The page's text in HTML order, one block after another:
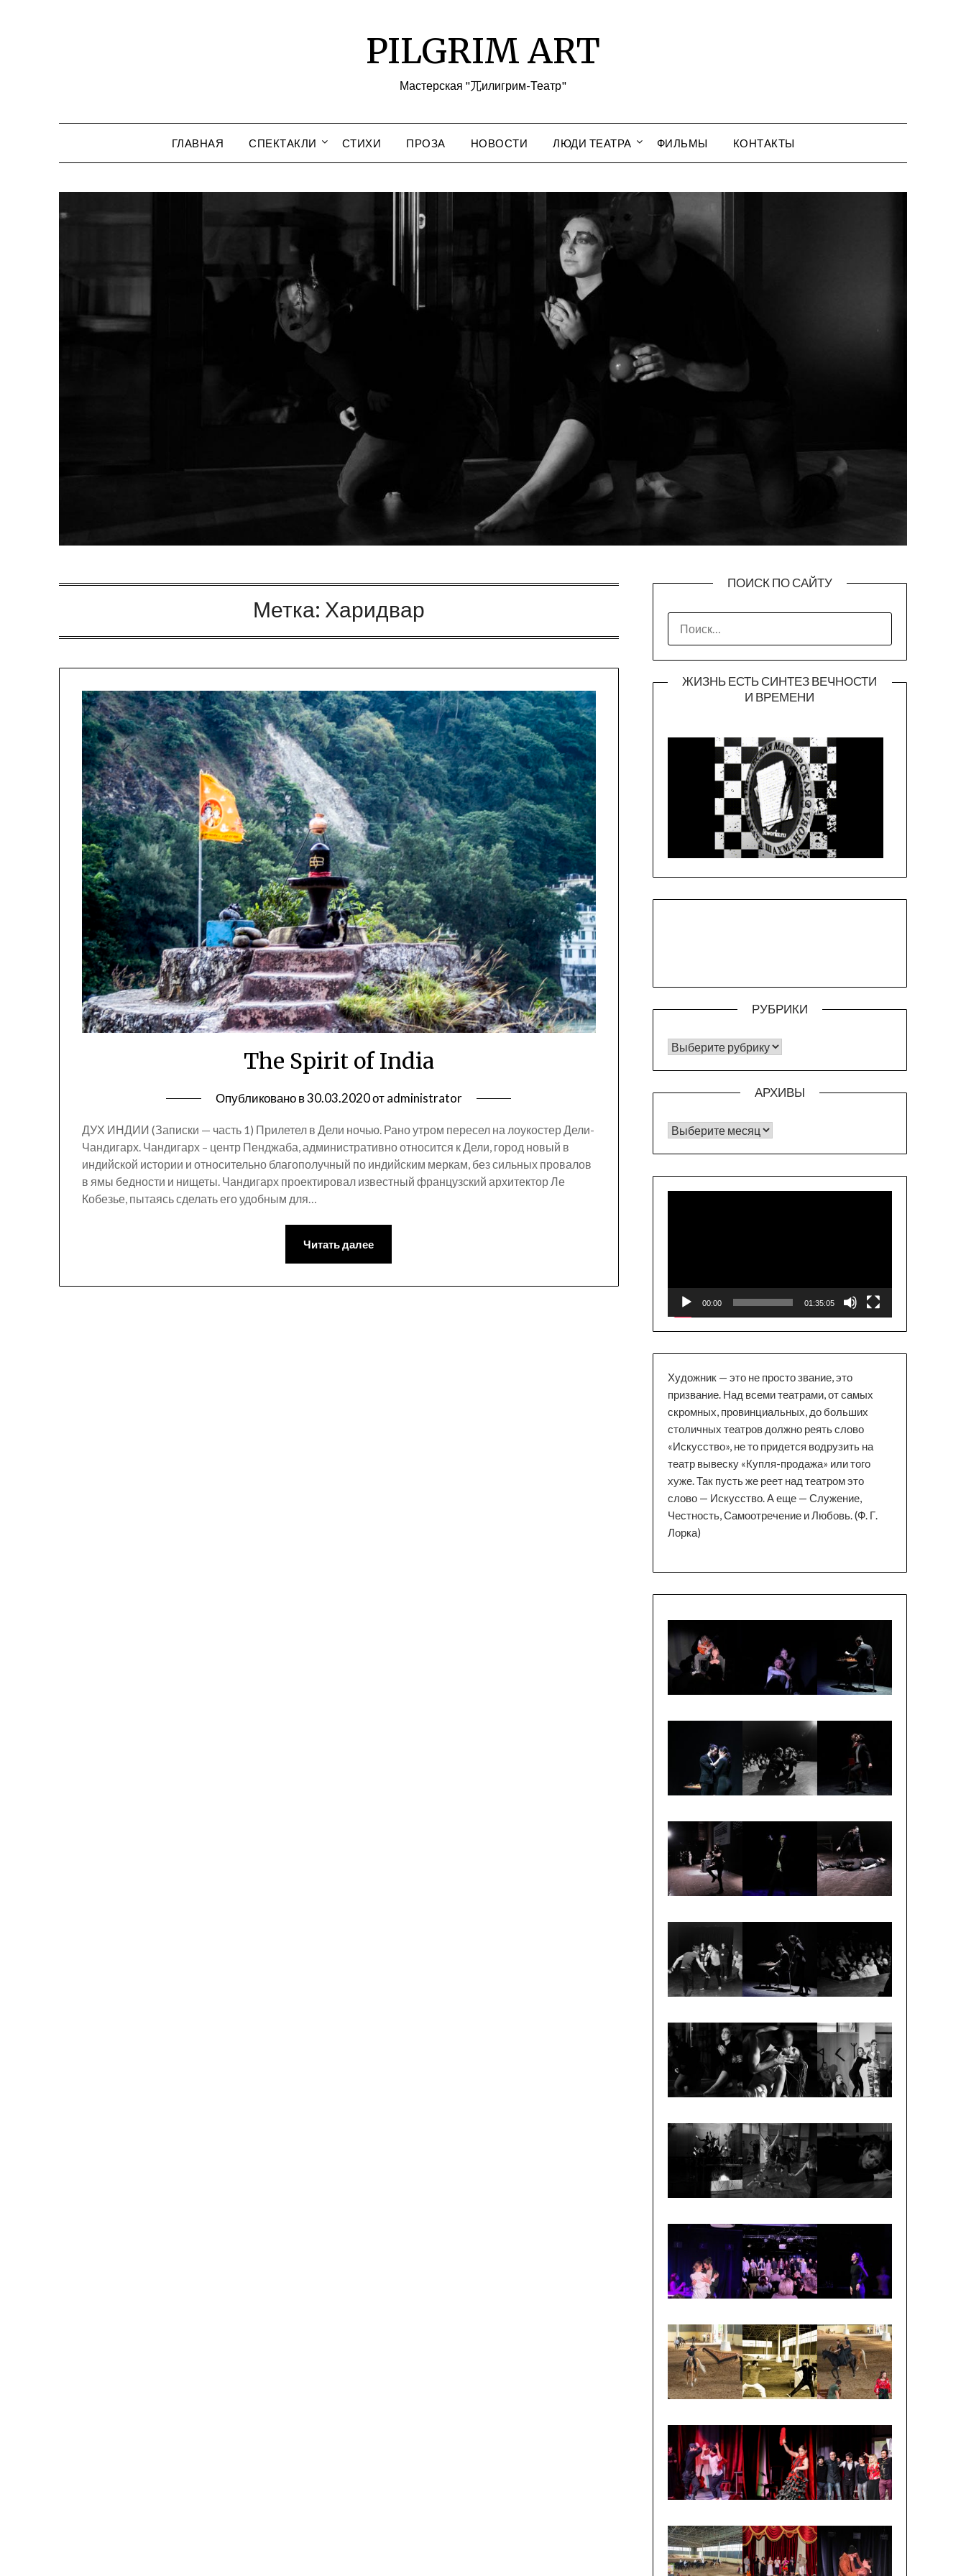
PILGRIM ART
Мастерская "兀илигрим-Театр"
ГЛАВНАЯ СПЕКТАКЛИ СТИХИ ПРОЗА НОВОСТИ ЛЮДИ ТЕАТРА ФИЛЬМЫ КОНТАКТЫ
Метка: Харидвар
The Spirit of India
Опубликовано в30.03.2020отadministrator
ДУХ ИНДИИ (Записки — часть 1) Прилетел в Дели ночью. Рано утром пересел на лоукостер Дели-
Чандигарх. Чандигарх – центр Пенджаба, административно относится к Дели, город новый в
индийской истории и относительно благополучный по индийским меркам, без сильных провалов
в ямы бедности и нищеты. Чандигарх проектировал известный французский архитектор Ле
Кобезье, пытаясь сделать его удобным для…
Читать далее
ПОИСК ПО САЙТУ
ЖИЗНЬ ЕСТЬ СИНТЕЗ ВЕЧНОСТИ
И ВРЕМЕНИ
РУБРИКИ
РУБРИКИ
АРХИВЫ
Архивы
00:00 01:35:05
Художник — это не просто звание, это
призвание. Над всеми театрами, от самых
скромных, провинциальных, до больших
столичных театров должно реять слово
«Искусство», не то придется водрузить на
театр вывеску «Купля-продажа» или того
хуже. Так пусть же реет над театром это
слово — Искусство. А еще — Служение,
Честность, Самоотречение и Любовь. (Ф. Г.
Лорка)